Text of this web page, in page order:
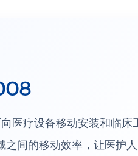
医疗设备移动安装和临床
间的移动效率，让医护